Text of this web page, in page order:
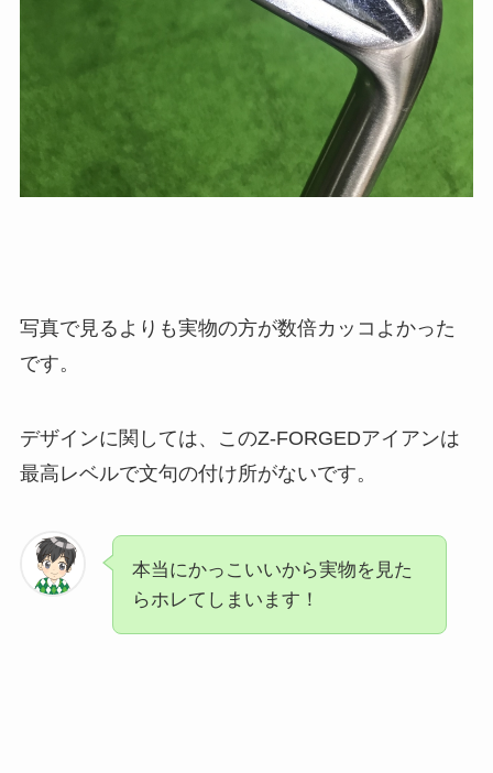
写真で見るよりも実物の方が数倍カッコよかった
です。
デザインに関しては、このZ-FORGEDアイアンは
最高レベルで文句の付け所がないです。
本当にかっこいいから実物を見た
らホレてしまいます！